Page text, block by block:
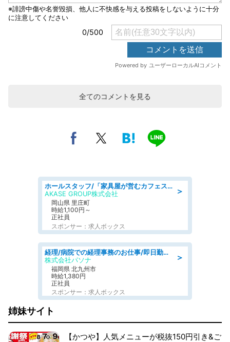
全てのコメントを見る
＞
ホールスタッフ/「家具屋が営むカフェスタッフ!」週2日～OK!嬉しいまかない付き/岡山県/浅口郡里庄町
AKASE GROUP株式会社
岡山県 里庄町
時給1,100円～
正社員
スポンサー：求人ボックス
＞
経理/病院での経理事務のお仕事/即日勤務可/車通勤可/経理/一般事務
株式会社パソナ
福岡県 北九州市
時給1,380円
正社員
スポンサー：求人ボックス
姉妹サイト
【かつや】人気メニューが税抜150円引き&ご